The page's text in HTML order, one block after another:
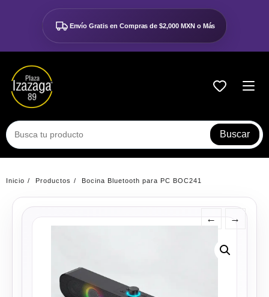
contenido
Envío Gratis en Compras de$2,000 MXN o Más
Buscar
Inicio Productos Bocina Bluetooth para PC BOC241
← →